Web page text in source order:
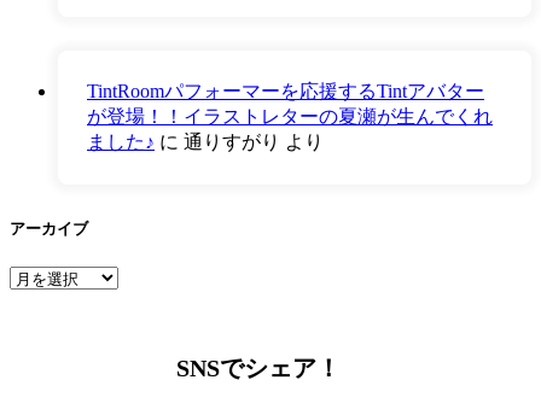
TintRoomパフォーマーを応援するTintアバター
が登場！！イラストレターの夏瀬が生んでくれ
ました♪ に 通りすがり より
アーカイブ
ア
SNSでシェア！